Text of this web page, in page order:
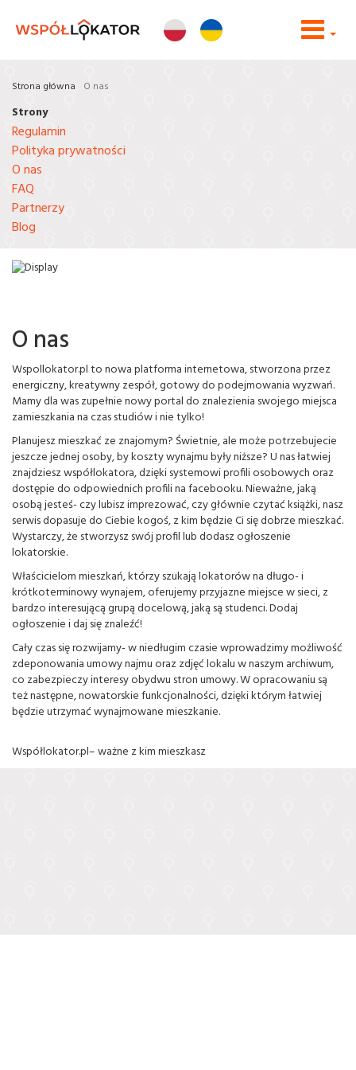
Strona główna O nas
Strony
Regulamin
Polityka prywatności
O nas
FAQ
Partnerzy
Blog
O nas
Wspollokator.pl to nowa platforma internetowa, stworzona przez
energiczny, kreatywny zespół, gotowy do podejmowania wyzwań.
Mamy dla was zupełnie nowy portal do znalezienia swojego miejsca
zamieszkania na czas studiów i nie tylko!
Planujesz mieszkać ze znajomym? Świetnie, ale może potrzebujecie
jeszcze jednej osoby, by koszty wynajmu były niższe? U nas łatwiej
znajdziesz współlokatora, dzięki systemowi profili osobowych oraz
dostępie do odpowiednich profili na facebooku. Nieważne, jaką
osobą jesteś- czy lubisz imprezować, czy głównie czytać książki, nasz
serwis dopasuje do Ciebie kogoś, z kim będzie Ci się dobrze mieszkać.
Wystarczy, że stworzysz swój profil lub dodasz ogłoszenie
lokatorskie.
Właścicielom mieszkań, którzy szukają lokatorów na długo- i
krótkoterminowy wynajem, oferujemy przyjazne miejsce w sieci, z
bardzo interesującą grupą docelową, jaką są studenci. Dodaj
ogłoszenie i daj się znaleźć!
Cały czas się rozwijamy- w niedługim czasie wprowadzimy możliwość
zdeponowania umowy najmu oraz zdjęć lokalu w naszym archiwum,
co zabezpieczy interesy obydwu stron umowy. W opracowaniu są
też następne, nowatorskie funkcjonalności, dzięki którym łatwiej
będzie utrzymać wynajmowane mieszkanie.
Współlokator.pl– ważne z kim mieszkasz